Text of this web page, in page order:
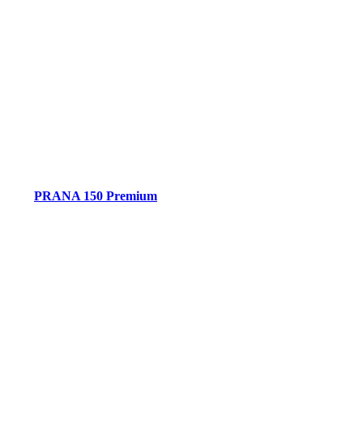
PRANA 150 Premium